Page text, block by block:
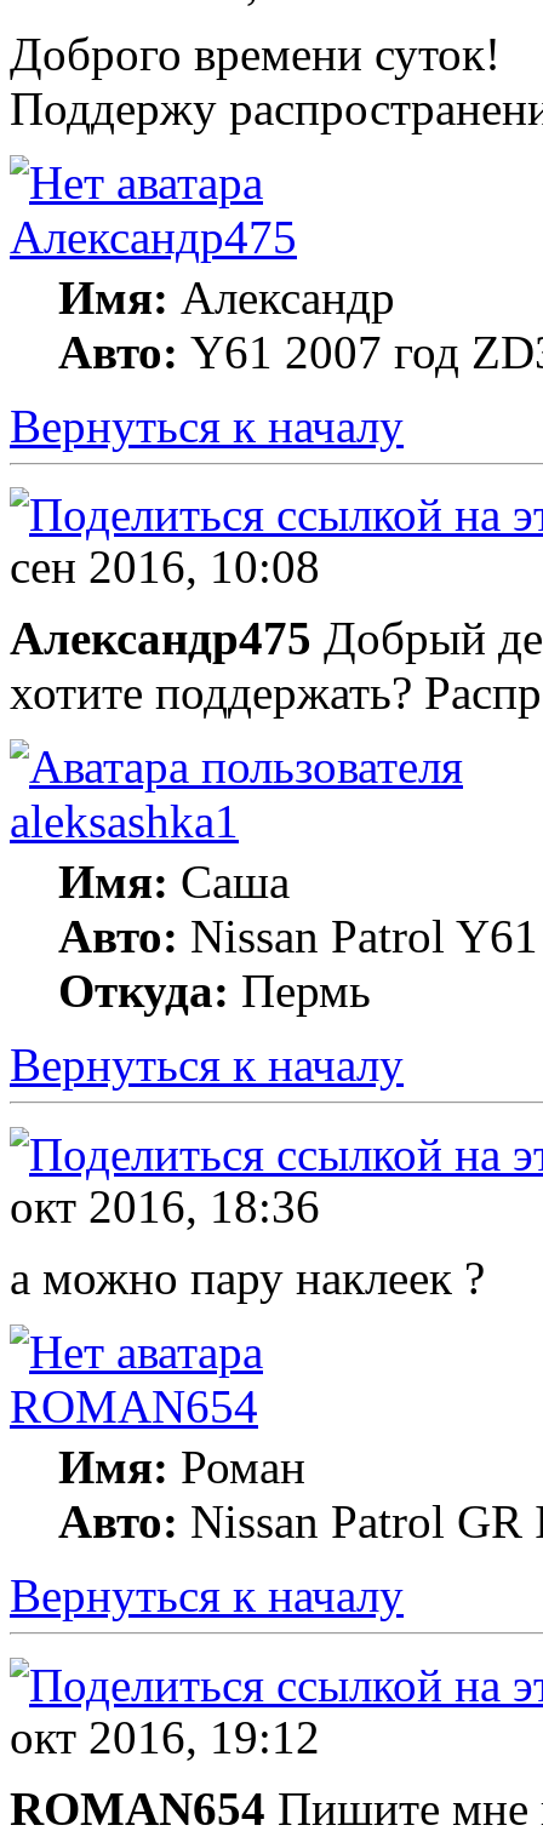
Доброго времени суток!
Поддержу
Александр475
Имя: Александр
Авто: Y61 2007 год
Вернуться к началу
сен 2016, 10:08
Александр475 Добрый
хотите поддержать?
aleksashka1
Имя: Саша
Авто: Nissan Patrol
Откуда: Пермь
Вернуться к началу
окт 2016, 18:36
а можно пару наклеек ?
ROMAN654
Имя: Роман
Авто: Nissan Patrol
Вернуться к началу
окт 2016, 19:12
ROMAN654 Пишите мне